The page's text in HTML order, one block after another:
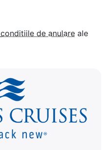
conditiile de anulare ale